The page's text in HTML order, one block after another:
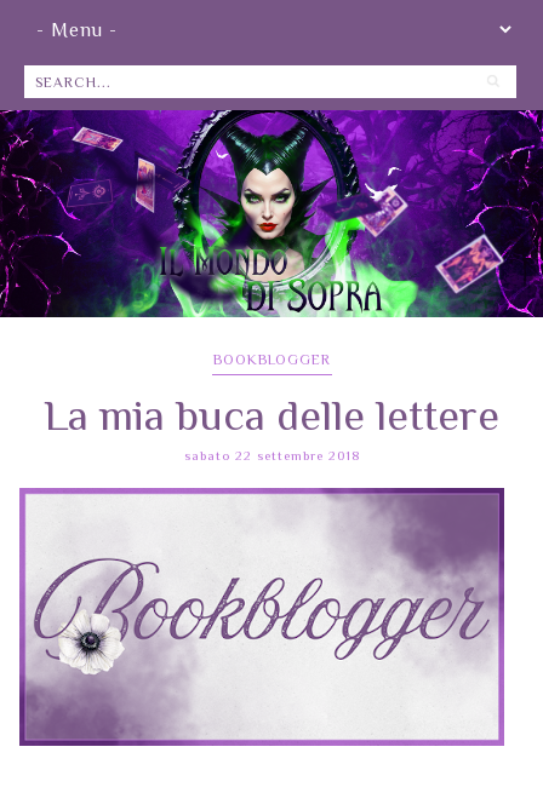
BOOKBLOGGER
La mia buca delle lettere
sabato 22 settembre 2018